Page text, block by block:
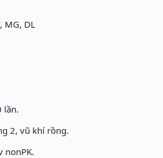
MG, DL
lần.
2, vũ khí rồng.
nonPK.